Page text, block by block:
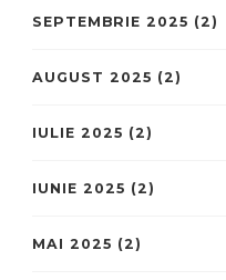
SEPTEMBRIE 2025 (2)
AUGUST 2025 (2)
IULIE 2025 (2)
IUNIE 2025 (2)
MAI 2025 (2)